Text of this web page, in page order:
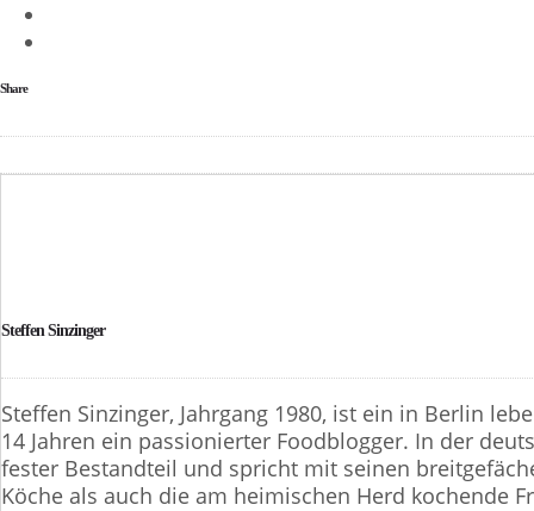
Share
Steffen Sinzinger
Steffen Sinzinger, Jahrgang 1980, ist ein in Berlin
14 Jahren ein passionierter Foodblogger. In der
fester Bestandteil und spricht mit seinen
Köche als auch die am heimischen Herd kochende